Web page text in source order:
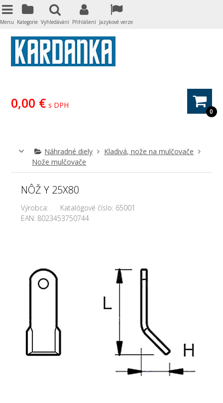
0
0,00 € s DPH
Náhradné diely
Kladivá, nože na mulčovače
Nože mulčovače
NÔŽ Y 25X80
Výrobca: Katalógové číslo: 65001
EAN: 8023453750744
Menu Kategorie Vyhledávání Přihlášení Jazykové verze